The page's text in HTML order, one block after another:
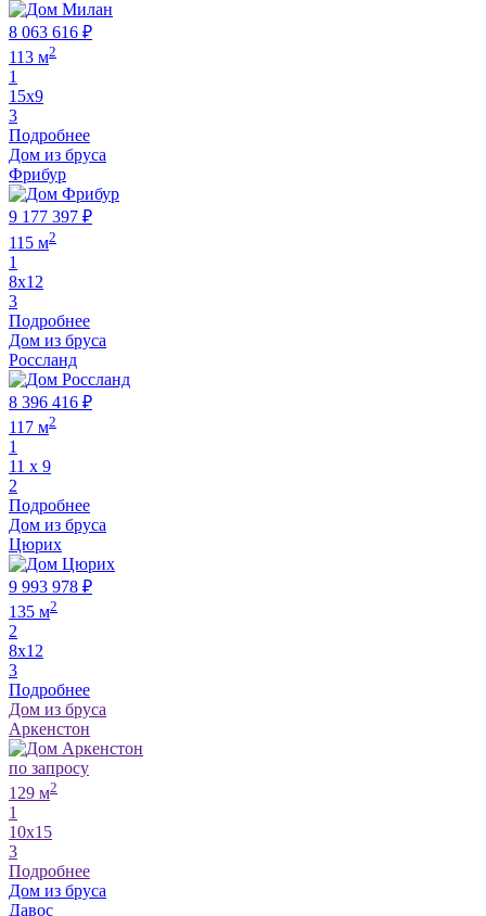
8 063 616 ₽
113 м2
1
15х9
3
Подробнее
Дом из бруса
Фрибур
9 177 397 ₽
115 м2
1
8х12
3
Подробнее
Дом из бруса
Россланд
8 396 416 ₽
117 м2
1
11 х 9
2
Подробнее
Дом из бруса
Цюрих
9 993 978 ₽
135 м2
2
8х12
3
Подробнее
Дом из бруса
Аркенстон
по запросу
129 м2
1
10х15
3
Подробнее
Дом из бруса
Давос